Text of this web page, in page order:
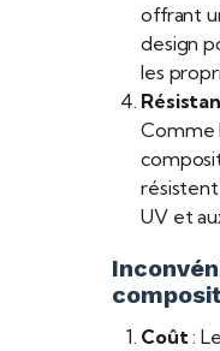
offrant
design
les
Comme
résistent
UV et
Coût: